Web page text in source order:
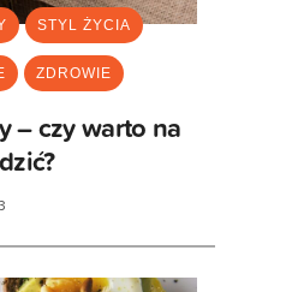
STYL ŻYCIA
ZDROWIE
– czy warto na